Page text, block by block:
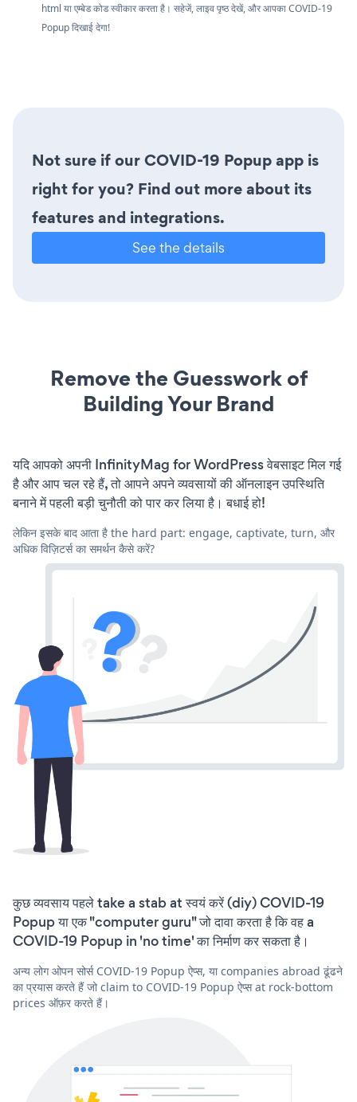
html या एम्बेड कोड स्वीकार करता है। सहेजें, लाइव पृष्ठ देखें, और आपका COVID-19
Popup दिखाई देगा!
Not sure if our COVID-19 Popup app is
right for you? Find out more about its
features and integrations.
See the details
Remove the Guesswork of
Building Your Brand
यदि आपको अपनी InfinityMag for WordPress वेबसाइट मिल गई
है और आप चल रहे हैं, तो आपने अपने व्यवसायों की ऑनलाइन उपस्थिति
बनाने में पहली बड़ी चुनौती को पार कर लिया है। बधाई हो!
लेकिन इसके बाद आता है the hard part: engage, captivate, turn, और
अधिक विज़िटर्स का समर्थन कैसे करें?
कुछ व्यवसाय पहले take a stab at स्वयं करें (diy) COVID-19
Popup या एक "computer guru" जो दावा करता है कि वह a
COVID-19 Popup in 'no time' का निर्माण कर सकता है।
अन्य लोग ओपन सोर्स COVID-19 Popup ऐप्स, या companies abroad ढूंढने
का प्रयास करते हैं जो claim to COVID-19 Popup ऐप्स at rock-bottom
prices ऑफ़र करते हैं।